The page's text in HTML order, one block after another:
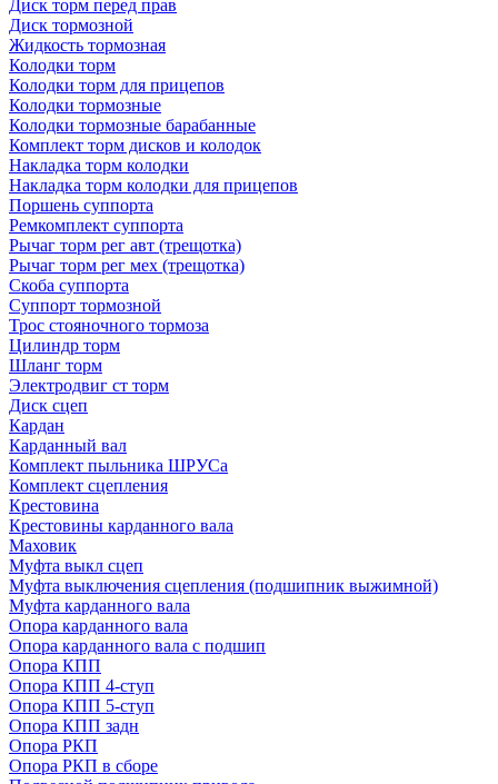
Диск торм перед прав
Диск тормозной
Жидкость тормозная
Колодки торм
Колодки торм для прицепов
Колодки тормозные
Колодки тормозные барабанные
Комплект торм дисков и колодок
Накладка торм колодки
Накладка торм колодки для прицепов
Поршень суппорта
Ремкомплект суппорта
Рычаг торм рег авт (трещотка)
Рычаг торм рег мех (трещотка)
Скоба суппорта
Суппорт тормозной
Трос стояночного тормоза
Цилиндр торм
Шланг торм
Электродвиг ст торм
Диск сцеп
Кардан
Карданный вал
Комплект пыльника ШРУСа
Комплект сцепления
Крестовина
Крестовины карданного вала
Маховик
Муфта выкл сцеп
Муфта выключения сцепления (подшипник выжимной)
Муфта карданного вала
Опора карданного вала
Опора карданного вала с подшип
Опора КПП
Опора КПП 4-ступ
Опора КПП 5-ступ
Опора КПП задн
Опора РКП
Опора РКП в сборе